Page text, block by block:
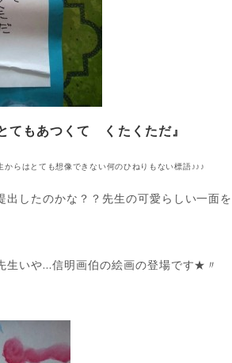
てもあつくて くたくただ』
らはとても想像できない何のひねりもない標語♪♪♪
出したのかな？？先生の可愛らしい一面
や…信明画伯の絵画の登場です★〃